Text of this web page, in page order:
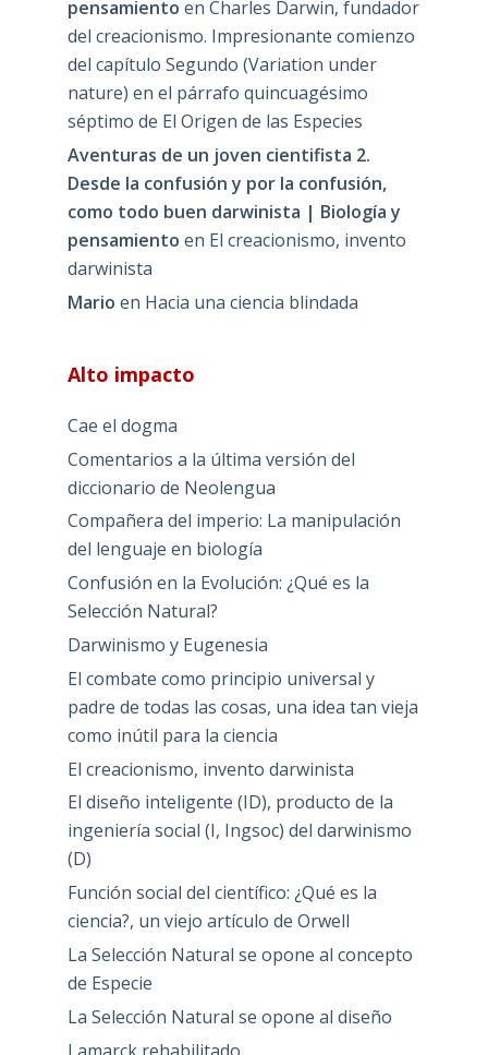
pensamiento en Charles Darwin, fundador
del creacionismo. Impresionante comienzo
del capítulo Segundo (Variation under
nature) en el párrafo quincuagésimo
séptimo de El Origen de las Especies
Aventuras de un joven cientifista 2.
Desde la confusión y por la confusión,
como todo buen darwinista | Biología y
pensamiento en El creacionismo, invento
darwinista
Mario en Hacia una ciencia blindada
Alto impacto
Cae el dogma
Comentarios a la última versión del
diccionario de Neolengua
Compañera del imperio: La manipulación
del lenguaje en biología
Confusión en la Evolución: ¿Qué es la
Selección Natural?
Darwinismo y Eugenesia
El combate como principio universal y
padre de todas las cosas, una idea tan vieja
como inútil para la ciencia
El creacionismo, invento darwinista
El diseño inteligente (ID), producto de la
ingeniería social (I, Ingsoc) del darwinismo
(D)
Función social del científico: ¿Qué es la
ciencia?, un viejo artículo de Orwell
La Selección Natural se opone al concepto
de Especie
La Selección Natural se opone al diseño
Lamarck rehabilitado